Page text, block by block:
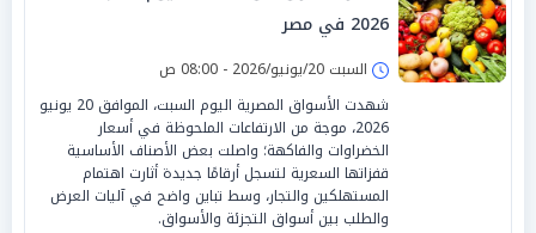
2026 في مصر
السبت 20/يونيو/2026 - 08:00 ص
شهدت الأسواق المصرية اليوم السبت، الموافق 20 يونيو
2026، موجة من الارتفاعات الملحوظة في أسعار
الخضراوات والفاكهة؛ واصلت بعض الأصناف الأساسية
قفزاتها السعرية لتسجل أرقامًا جديدة أثارت اهتمام
المستهلكين والتجار، وسط تباين واضح في آليات العرض
والطلب بين أسواق التجزئة والأسواق.